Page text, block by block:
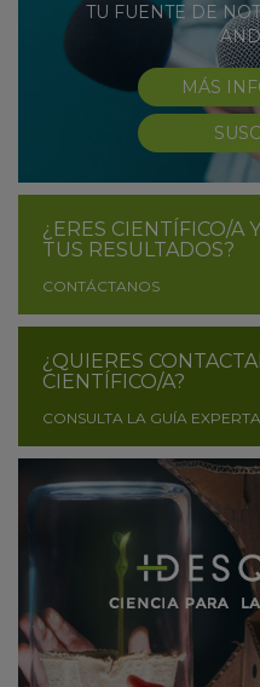
TU FUENTE DE
MÁS
¿ERES CIENTÍFICO/A
TUS RESULTADOS?
CONTÁCTANOS
¿QUIERES
CIENTÍFICO/A?
CONSULTA LA GUÍA EXPERTA